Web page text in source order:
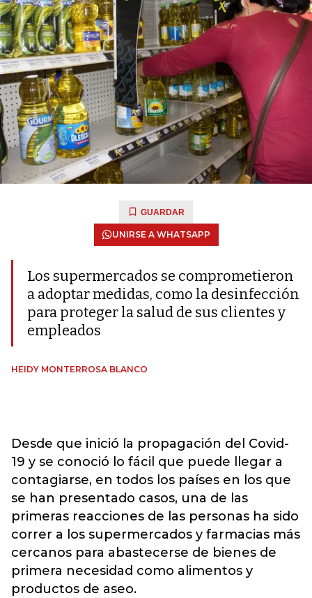
GUARDAR
UNIRSE A WHATSAPP
Los supermercados se comprometieron
a adoptar medidas, como la desinfección
para proteger la salud de sus clientes y
empleados
HEIDY MONTERROSA BLANCO
Desde que inició la propagación del Covid-
19 y se conoció lo fácil que puede llegar a
contagiarse, en todos los países en los que
se han presentado casos, una de las
primeras reacciones de las personas ha sido
correr a los supermercados y farmacias más
cercanos para abastecerse de bienes de
primera necesidad como alimentos y
productos de aseo.